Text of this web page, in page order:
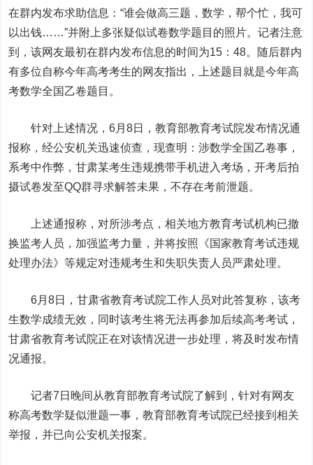
在群内发布求助信息：“谁会做高三题，数学，帮个忙，我可
以出钱……”并附上多张疑似试卷数学题目的照片。记者注意
到，该网友最初在群内发布信息的时间为15：48。随后群内
有多位自称今年高考考生的网友指出，上述题目就是今年高
考数学全国乙卷题目。
针对上述情况，6月8日，教育部教育考试院发布情况通
报称，经公安机关迅速侦查，现查明：涉数学全国乙卷事，
系考中作弊，甘肃某考生违规携带手机进入考场，开考后拍
摄试卷发至QQ群寻求解答未果，不存在考前泄题。
上述通报称，对所涉考点，相关地方教育考试机构已撤
换监考人员，加强监考力量，并将按照《国家教育考试违规
处理办法》等规定对违规考生和失职失责人员严肃处理。
6月8日，甘肃省教育考试院工作人员对此答复称，该考
生数学成绩无效，同时该考生将无法再参加后续高考考试，
甘肃省教育考试院正在对该情况进一步处理，将及时发布情
况通报。
记者7日晚间从教育部教育考试院了解到，针对有网友
称高考数学疑似泄题一事，教育部教育考试院已经接到相关
举报，并已向公安机关报案。